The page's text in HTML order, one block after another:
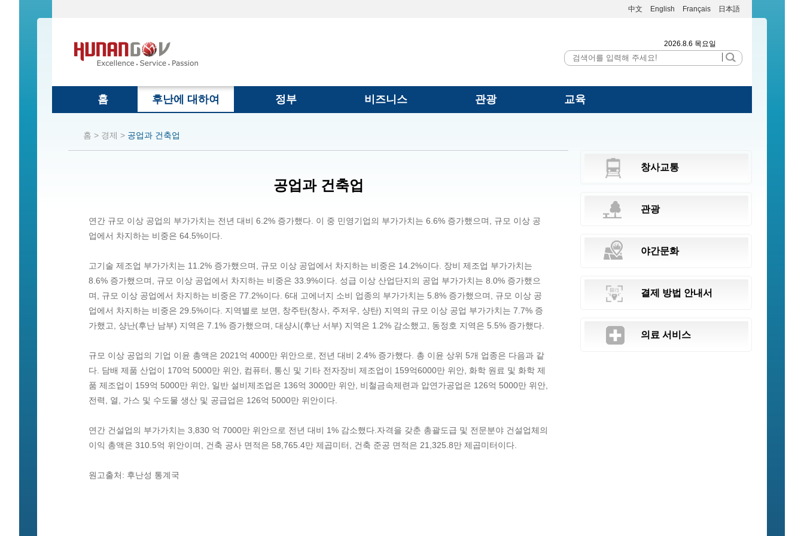
中文 English Français 日本語
2026.8.6 목요일
홈 후난에 대하여 정부 비즈니스 관광 교육
홈 > 경제 > 공업과 건축업
공업과 건축업
연간 규모 이상 공업의 부가가치는 전년 대비 6.2% 증가했다. 이 중 민영기업의 부가가치는 6.6% 증가했으며, 규모 이상 공
업에서 차지하는 비중은 64.5%이다.
고기술 제조업 부가가치는 11.2% 증가했으며, 규모 이상 공업에서 차지하는 비중은 14.2%이다. 장비 제조업 부가가치는
8.6% 증가했으며, 규모 이상 공업에서 차지하는 비중은 33.9%이다. 성급 이상 산업단지의 공업 부가가치는 8.0% 증가했으
며, 규모 이상 공업에서 차지하는 비중은 77.2%이다. 6대 고에너지 소비 업종의 부가가치는 5.8% 증가했으며, 규모 이상 공
업에서 차지하는 비중은 29.5%이다. 지역별로 보면, 창주탄(창사, 주저우, 샹탄) 지역의 규모 이상 공업 부가가치는 7.7% 증
가했고, 샹난(후난 남부) 지역은 7.1% 증가했으며, 대샹시(후난 서부) 지역은 1.2% 감소했고, 동정호 지역은 5.5% 증가했다.
규모 이상 공업의 기업 이윤 총액은 2021억 4000만 위안으로, 전년 대비 2.4% 증가했다. 총 이윤 상위 5개 업종은 다음과 같
다. 담배 제품 산업이 170억 5000만 위안, 컴퓨터, 통신 및 기타 전자장비 제조업이 159억6000만 위안, 화학 원료 및 화학 제
품 제조업이 159억 5000만 위안, 일반 설비제조업은 136억 3000만 위안, 비철금속제련과 압연가공업은 126억 5000만 위안,
전력, 열, 가스 및 수도물 생산 및 공급업은 126억 5000만 위안이다.
연간 건설업의 부가가치는 3,830 억 7000만 위안으로 전년 대비 1% 감소했다.자격을 갖춘 총괄도급 및 전문분야 건설업체의
이익 총액은 310.5억 위안이며, 건축 공사 면적은 58,765.4만 제곱미터, 건축 준공 면적은 21,325.8만 제곱미터이다.
원고출처: 후난성 통계국
창사교통
관광
야간문화
결제 방법 안내서
의료 서비스